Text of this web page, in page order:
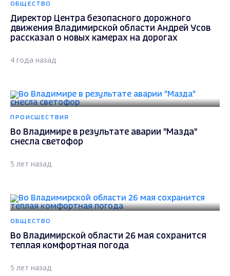
ОБЩЕСТВО
Директор Центра безопасного дорожного
движения Владимирской области Андрей Усов
рассказал о новых камерах на дорогах
4 года назад
ПРОИСШЕСТВИЯ
Во Владимире в результате аварии "Мазда"
снесла светофор
5 лет назад
ОБЩЕСТВО
Во Владимирской области 26 мая сохранится
теплая комфортная погода
5 лет назад